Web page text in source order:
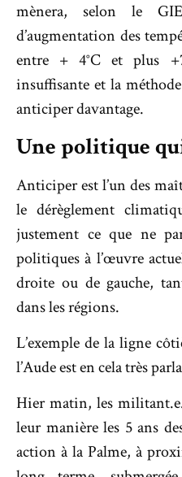
mènera, selon le
d’augmentation des
entre + 4°C et plus
insuffisante et la
anticiper davantage.
Une politique
Anticiper est l’un des
le dérèglement
justement ce que ne
politiques à l’œuvre
droite ou de gauche,
dans les régions.
L’exemple de la ligne
l’Aude est en cela très
Hier matin, les
leur manière les 5 ans
action à la Palme, à